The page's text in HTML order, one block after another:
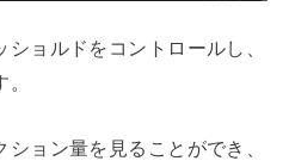
ョルドをコントロールし、
ョン量を見ることができ、